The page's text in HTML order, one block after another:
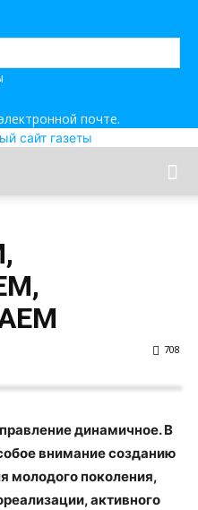
почте.
сайт газеты
708
динамичное. В
внимание созданию
молодого поколения,
активного